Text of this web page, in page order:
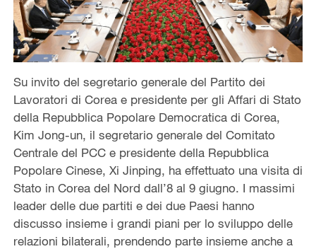
Su invito del segretario generale del Partito dei
Lavoratori di Corea e presidente per gli Affari di Stato
della Repubblica Popolare Democratica di Corea,
Kim Jong-un, il segretario generale del Comitato
Centrale del PCC e presidente della Repubblica
Popolare Cinese, Xi Jinping, ha effettuato una visita di
Stato in Corea del Nord dall’8 al 9 giugno. I massimi
leader delle due partiti e dei due Paesi hanno
discusso insieme i grandi piani per lo sviluppo delle
relazioni bilaterali, prendendo parte insieme anche a